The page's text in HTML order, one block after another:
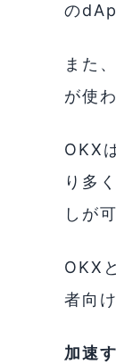
の
また
が使
OKX
り多
しが
OKX
者向
加速